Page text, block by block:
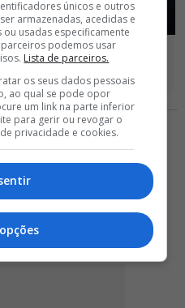
MARCO
À
esperado dos atletas
pré-época e agora se
únicos e outros
armazenadas, acedidas e
usadas especificamente
podemos usar
Lista de parceiros.
os seus dados pessoais
ao qual se pode opor
um link na parte inferior
para gerir ou revogar o
privacidade e cookies.